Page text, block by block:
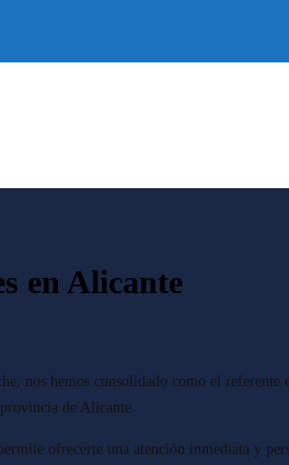
en Alicante
nos hemos consolidado como el
de Alicante.
ofrecerte una atención inmediata y